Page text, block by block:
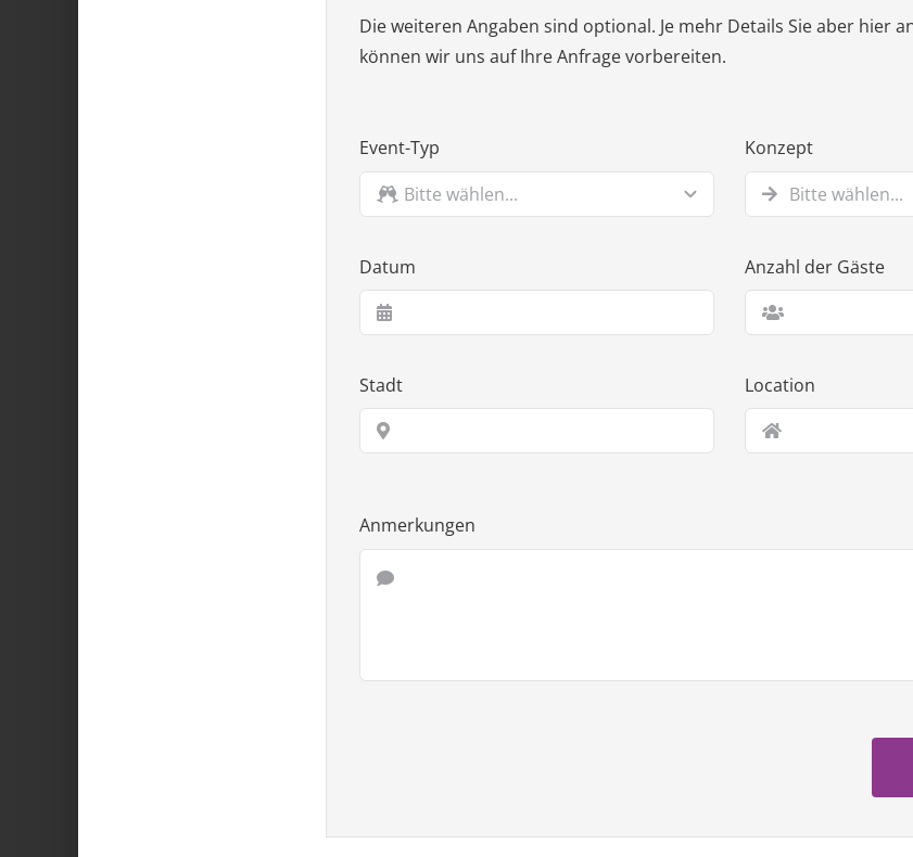
Die weiteren Angaben sind optional. Je mehr Details Sie aber hier
können wir uns auf Ihre Anfrage vorbereiten.
Event-Typ
Datum
Stadt
Konzept
Anzahl der Gäste
Location
Anmerkungen